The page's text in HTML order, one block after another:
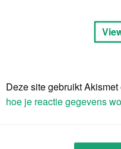
Deze site gebruikt
hoe je reactie gegevens